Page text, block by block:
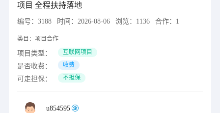
项目 全程扶持落地
编号： 3188 时间： 2026-08-06 浏览： 1136 合作： 1
类目： 项目合作
项目类型： 互联网项目
是否收费： 收费
可走担保： 不担保
u854595